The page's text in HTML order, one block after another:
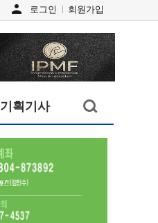
person 로그인 회원가입
기획기사 검색창
열기/
닫기